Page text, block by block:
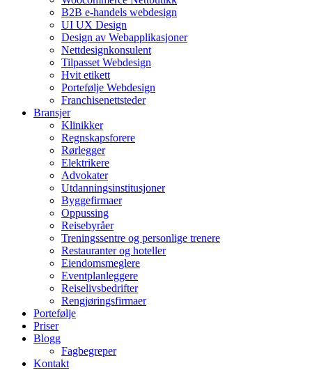
B2B e-handels webdesign
UI UX Design
Design av Webapplikasjoner
Nettdesignkonsulent
Tilpasset Webdesign
Hvit etikett
Portefølje Webdesign
Franchisenettsteder
Bransjer
Klinikker
Regnskapsforere
Rørlegger
Elektrikere
Advokater
Utdanningsinstitusjoner
Byggefirmaer
Oppussing
Reisebyråer
Treningssentre og personlige trenere
Restauranter og hoteller
Eiendomsmeglere
Eventplanleggere
Reiselivsbedrifter
Rengjøringsfirmaer
Portefølje
Priser
Blogg
Fagbegreper
Kontakt